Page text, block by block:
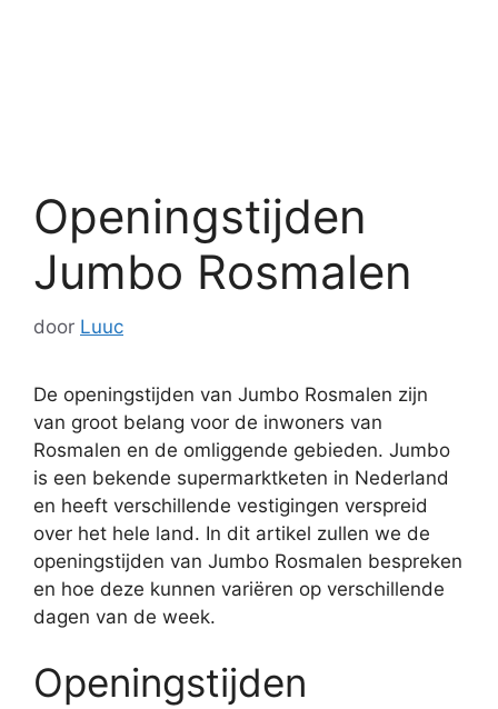
Openingstijden
Jumbo Rosmalen
door Luuc
De openingstijden van Jumbo Rosmalen zijn
van groot belang voor de inwoners van
Rosmalen en de omliggende gebieden. Jumbo
is een bekende supermarktketen in Nederland
en heeft verschillende vestigingen verspreid
over het hele land. In dit artikel zullen we de
openingstijden van Jumbo Rosmalen bespreken
en hoe deze kunnen variëren op verschillende
dagen van de week.
Openingstijden